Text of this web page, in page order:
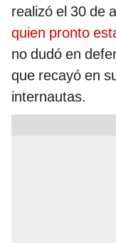
realizó el 30 de
quien pronto
no dudó en
que recayó en
internautas.